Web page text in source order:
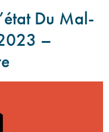
Du Mal-
–